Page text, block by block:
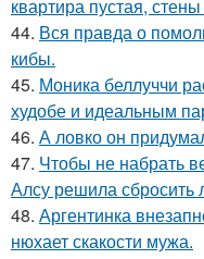
квартира пустая,
44. Вся правда о
кибы.
45. Моника беллуччи
худобе и идеальным
46. А ловко он
47. Чтобы не набрать
Алсу решила
48. Аргентинка
нюхает скакости мужа.